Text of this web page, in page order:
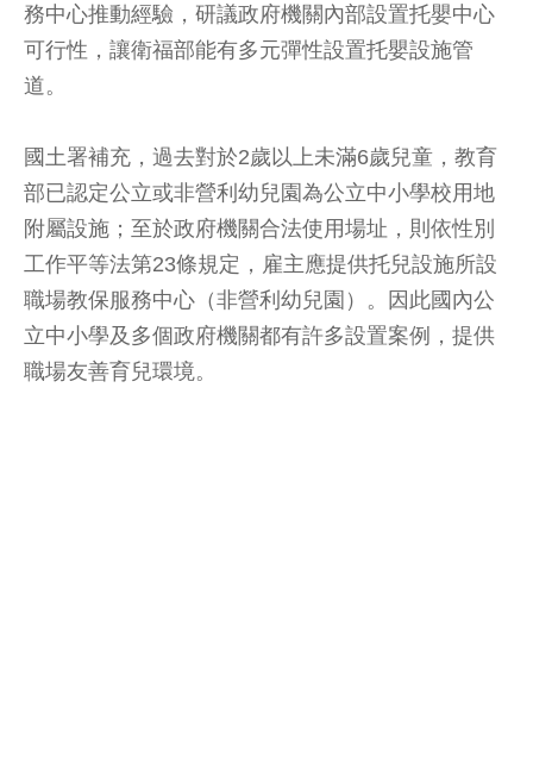
務中心推動經驗，研議政府機關內部設置托嬰中心
可行性，讓衛福部能有多元彈性設置托嬰設施管
道。
國土署補充，過去對於2歲以上未滿6歲兒童，教育
部已認定公立或非營利幼兒園為公立中小學校用地
附屬設施；至於政府機關合法使用場址，則依性別
工作平等法第23條規定，雇主應提供托兒設施所設
職場教保服務中心（非營利幼兒園）。因此國內公
立中小學及多個政府機關都有許多設置案例，提供
職場友善育兒環境。